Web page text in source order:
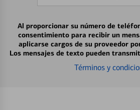
Al proporcionar su número de
consentimiento para recibir un
aplicarse cargos de su proveedor
Los mensajes de texto pueden
Términos y